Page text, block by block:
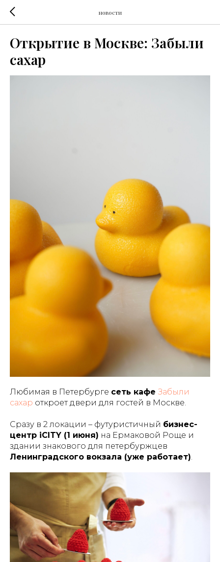
новости
Открытие в Москве: Забыли
сахар
Любимая в Петербурге сеть кафе Забыли
сахар откроет двери для гостей в Москве.
Сразу в 2 локации – футуристичный бизнес-
центр iCITY (1 июня) на Ермаковой Роще и
здании знакового для петербуржцев
Ленинградского вокзала (уже работает).